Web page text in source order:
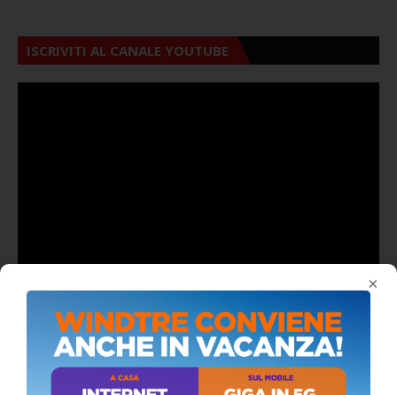
×
ISCRIVITI AL CANALE YOUTUBE
ALMANACCO DEL GIORNO